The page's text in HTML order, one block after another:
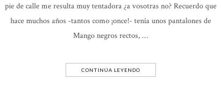
pie de calle me resulta muy tentadora ¿a vosotras no? Recuerdo que
hace muchos años -tantos como ¡once!- tenía unos pantalones de
Mango negros rectos, …
CONTINÚA LEYENDO